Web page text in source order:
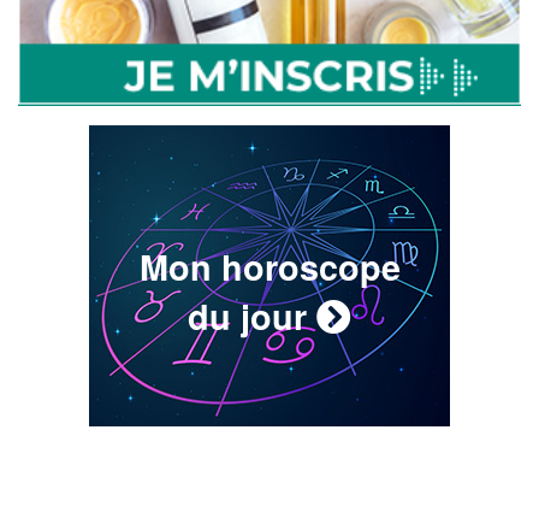
Mon horoscope
du jour